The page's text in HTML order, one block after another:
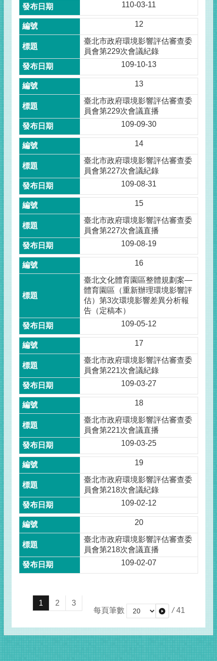
110-03-11
12
臺北市政府環境影響評估審查委
員會第229次會議紀錄
109-10-13
13
臺北市政府環境影響評估審查委
員會第229次會議直播
109-09-30
14
臺北市政府環境影響評估審查委
員會第227次會議紀錄
109-08-31
15
臺北市政府環境影響評估審查委
員會第227次會議直播
109-08-19
16
臺北文化體育園區整體規劃案—
體育園區（重新辦理環境影響評
估）第3次環境影響差異分析報
告（定稿本）
109-05-12
17
臺北市政府環境影響評估審查委
員會第221次會議紀錄
109-03-27
18
臺北市政府環境影響評估審查委
員會第221次會議直播
109-03-25
19
臺北市政府環境影響評估審查委
員會第218次會議紀錄
109-02-12
20
臺北市政府環境影響評估審查委
員會第218次會議直播
109-02-07
1 2
3
每頁筆數
/ 41